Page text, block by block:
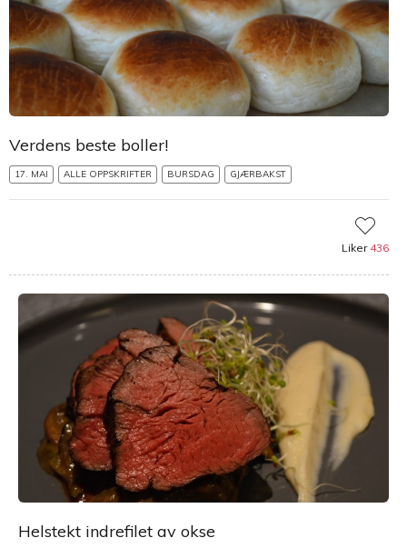
Verdens beste boller!
17. MAI ALLE OPPSKRIFTER BURSDAG GJÆRBAKST
Liker 436
Helstekt indrefilet av okse